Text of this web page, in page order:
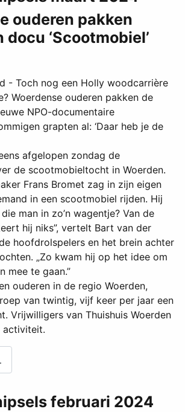
ouderen pakken
‘Scootmobiel’
- Toch nog een Holly woodcarrière
Woerdense ouderen pakken de
NPO-documentaire
grapten al: ‘Daar heb je de
afgelopen zondag de
de scootmobieltocht in Woerden.
Frans Bromet zag in zijn eigen
in een scootmobiel rijden. Hij
man in zo’n wagentje? Van de
hij niks”, vertelt Bart van der
hoofdrolspelers en het brein achter
„Zo kwam hij op het idee om
mee te gaan.”
ouderen in de regio Woerden,
van twintig, vijf keer per jaar een
Vrijwilligers van Thuishuis Woerden
activiteit.
februari 2024